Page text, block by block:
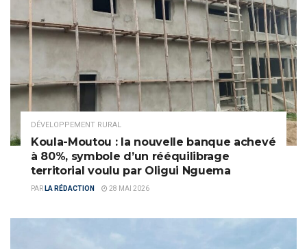
DÉVELOPPEMENT RURAL
Koula-Moutou : la nouvelle banque achevé
à 80%, symbole d’un rééquilibrage
territorial voulu par Oligui Nguema
PAR LA RÉDACTION 28 MAI 2026